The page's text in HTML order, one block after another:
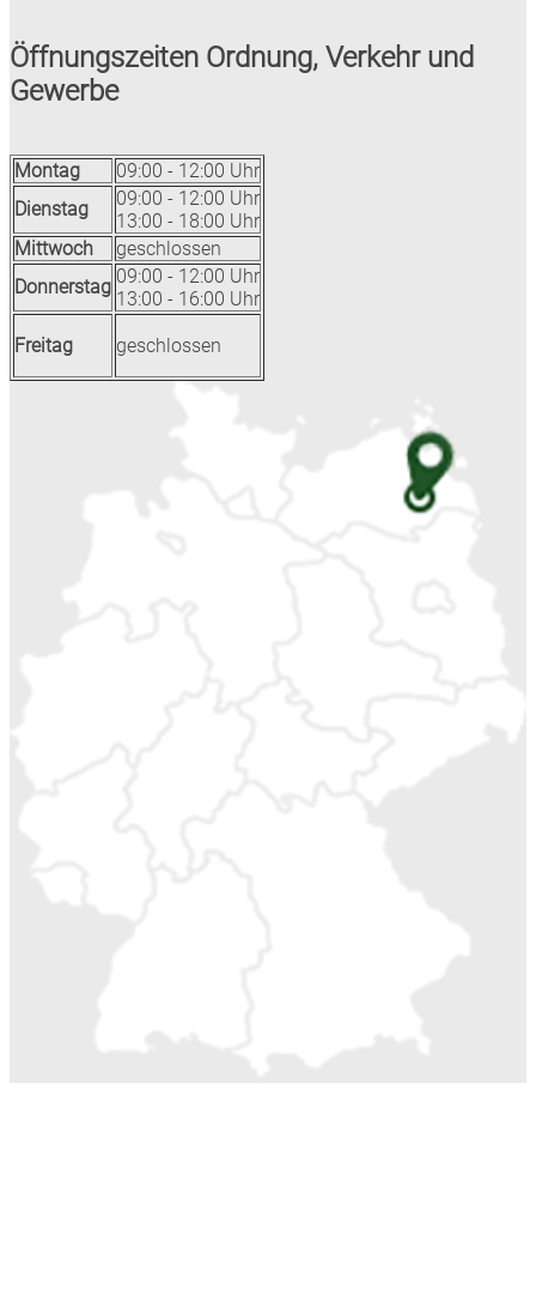
Öffnungszeiten Ordnung, Verkehr und
Gewerbe
Montag
09:00 - 12:00 Uhr
Dienstag
09:00 - 12:00 Uhr
13:00 - 18:00 Uhr
Mittwoch
geschlossen
Donnerstag 09:00 - 12:00 Uhr
13:00 - 16:00 Uhr
Freitag geschlossen